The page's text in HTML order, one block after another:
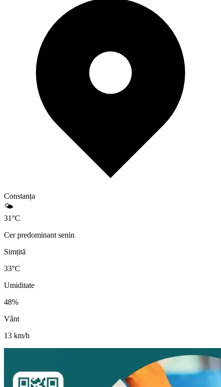
Constanța
🌤️
31°C
Cer predominant senin
Simțită
33°C
Umiditate
48%
Vânt
13 km/h